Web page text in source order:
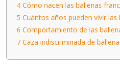
4 Cómo nacen las ballenas
5 Cuántos años pueden vivir las
6 Comportamiento de las
7 Caza indiscriminada de